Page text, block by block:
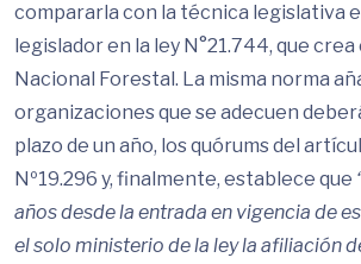
compararla con la técnica legislativa
legislador en la ley N°21.744, que
Nacional Forestal. La misma norma
organizaciones que se adecuen
plazo de un año, los quórums del
Nº19.296 y, finalmente, establece que
años desde la entrada en vigencia de
el solo ministerio de la ley la afiliación